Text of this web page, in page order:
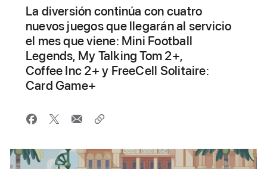
La diversión continúa con cuatro
nuevos juegos que llegarán al servicio
el mes que viene: Mini Football
Legends, My Talking Tom 2+,
Coffee Inc 2+ y FreeCell Solitaire:
Card Game+